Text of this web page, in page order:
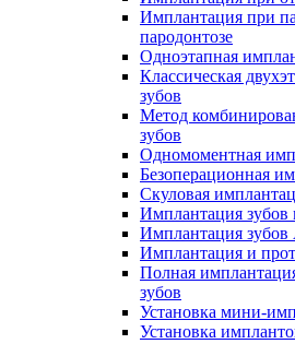
Имплантация при
пародонтозе
Одноэтапная
Классическая
зубов
Метод
зубов
Одномоментная
Безоперационная
Скуловая
Имплантация
Имплантация зубов
Имплантация и
Полная
зубов
Установка мини-
Установка